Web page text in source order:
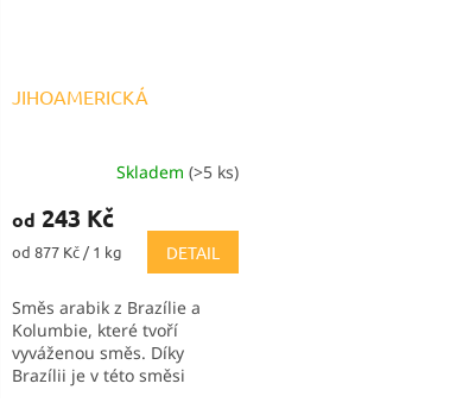
JIHOAMERICKÁ
produktu
5,0
5
hvězdiček.
Skladem (>5 ks)
od 243 Kč
Měrná
od 877 Kč / 1 kg DETAIL
Směs arabik z Brazílie a
Kolumbie, které tvoří
vyváženou směs. Díky
Brazílii je v této směsi